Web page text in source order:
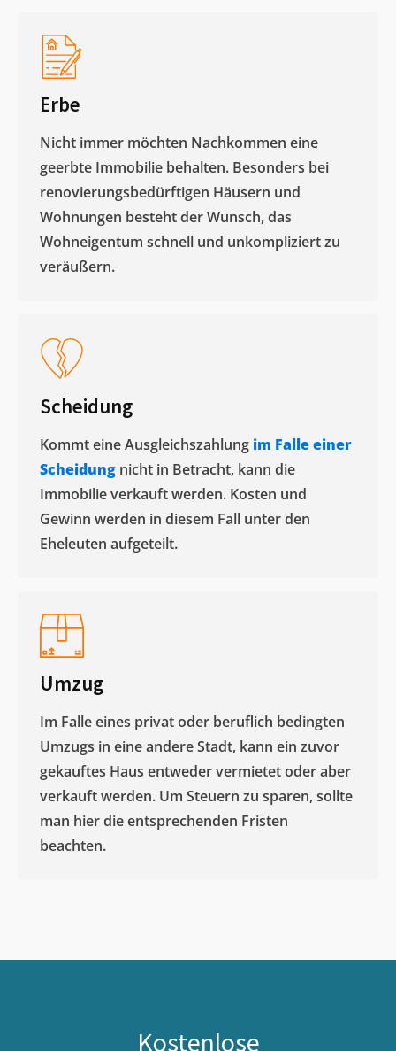
Erbe
Nicht immer möchten Nachkommen eine
geerbte Immobilie behalten. Besonders bei
renovierungsbedürftigen Häusern und
Wohnungen besteht der Wunsch, das
Wohneigentum schnell und unkompliziert zu
veräußern. ​
Scheidung
Kommt eine Ausgleichszahlung im Falle einer
Scheidung nicht in Betracht, kann die
Immobilie verkauft werden. Kosten und
Gewinn werden in diesem Fall unter den
Eheleuten aufgeteilt.​
Umzug
Im Falle eines privat oder beruflich bedingten
Umzugs in eine andere Stadt, kann ein zuvor
gekauftes Haus entweder vermietet oder aber
verkauft werden. Um Steuern zu sparen, sollte
man hier die entsprechenden Fristen
beachten.
Kostenlose